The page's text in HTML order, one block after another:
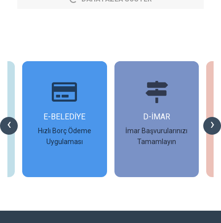
‹ ›
E-BELEDİYE
Hızlı Borç Ödeme
Uygulaması
D-İMAR
İmar Başvurularınızı
Tamamlayın